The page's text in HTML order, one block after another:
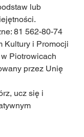
lub
81 562-80-74
Kultury i Promocji
Piotrowicach
przez Unię
ucz się i